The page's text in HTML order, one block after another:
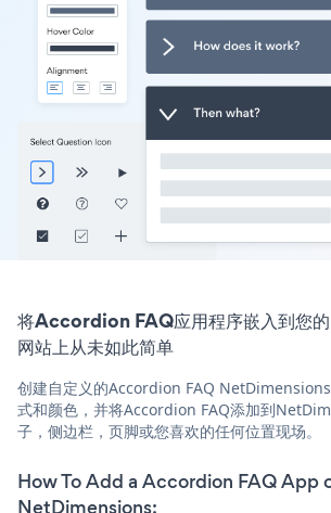
将Accordion FAQ应用程序嵌入到您
网站上从未如此简单
创建自定义的Accordion FAQ
式和颜色，并将Accordion FAQ添加到
子，侧边栏，页脚或您喜欢的任何位置现场。
How To Add a Accordion FAQ App